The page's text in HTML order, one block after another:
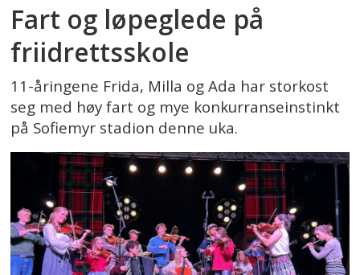
Fart og løpeglede på
friidrettsskole
11-åringene Frida, Milla og Ada har storkost
seg med høy fart og mye konkurranseinstinkt
på Sofiemyr stadion denne uka.